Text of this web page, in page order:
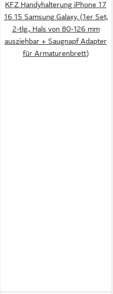
KFZ Handyhalterung iPhone 17
16 15 Samsung Galaxy, (1er Set,
2-tlg., Hals von 80-126 mm
ausziehbar + Saugnapf Adapter
für Armaturenbrett)